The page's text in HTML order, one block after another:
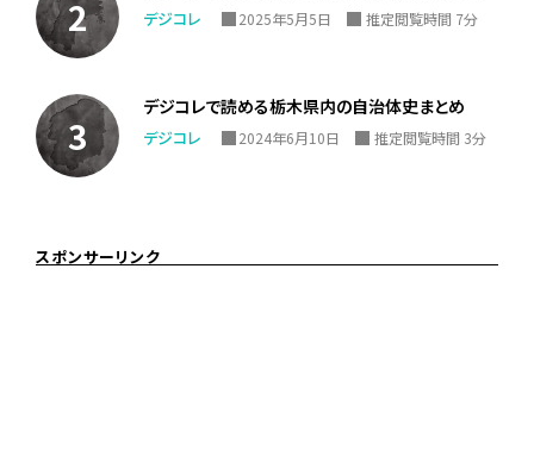
デジコレ 2025年5月5日 推定閲覧時間 7分
デジコレで読める栃木県内の自治体史まとめ
デジコレ 2024年6月10日 推定閲覧時間 3分
スポンサーリンク